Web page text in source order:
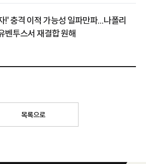
!' 충격 이적 가능성 일파만파...나폴리
벤투스서 재결합 원해
목록으로